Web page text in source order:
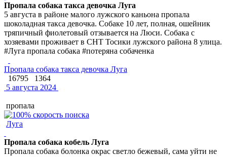
Пропала собака такса девочка Луга
5 августа в районе малого лужского каньона пропала
шоколадная такса девочка. Собаке 10 лет, полная, ошейник
тряпичный фиолетовый отзывается на Люси. Собака с
хозяевами проживает в СНТ Тосики лужского района 8 улица.
#Луга пропала собака #потеряна собаченка
Пропала собака такса девочка Луга
16795
1364
5 августа 2024
пропала
Луга
Пропала собака кобель Луга
Пропала собака болонка окрас светло бежевый, сама уйти не